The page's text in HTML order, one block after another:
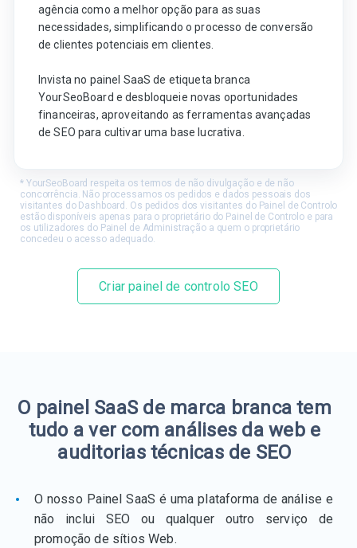
agência como a melhor opção para as suas
necessidades, simplificando o processo de conversão
de clientes potenciais em clientes.
Invista no painel SaaS de etiqueta branca
YourSeoBoard e desbloqueie novas oportunidades
financeiras, aproveitando as ferramentas avançadas
de SEO para cultivar uma base lucrativa.
* YourSeoBoard respeita os termos de não divulgação e de não
concorrência. Não processamos os pedidos e dados pessoais dos
visitantes do Dashboard. Os pedidos dos visitantes do Painel de Controlo
estão disponíveis apenas para o proprietário do Painel de Controlo e para
os utilizadores do Painel de Administração a quem o proprietário
concedeu o acesso adequado.
Criar painel de controlo SEO
O painel SaaS de marca branca tem
tudo a ver com análises da web e
auditorias técnicas de SEO
O nosso Painel SaaS é uma plataforma de análise e
não inclui SEO ou qualquer outro serviço de
promoção de sítios Web.